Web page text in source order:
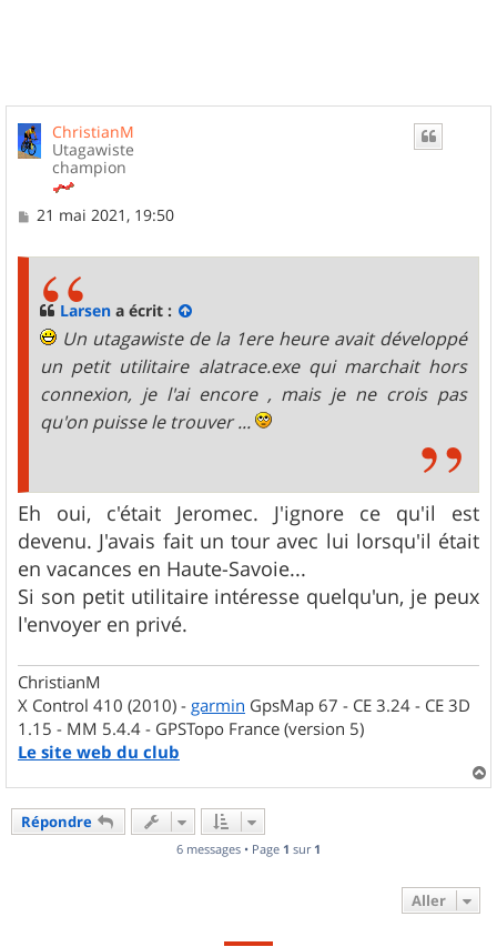
ChristianM
Utagawiste
champion
M
21 mai 2021, 19:50
Larsen a écrit :
Un utagawiste de la 1ere heure avait développé
un petit utilitaire alatrace.exe qui marchait hors
connexion, je l'ai encore , mais je ne crois pas
qu'on puisse le trouver ...
Eh oui, c'était Jeromec. J'ignore ce qu'il est
devenu. J'avais fait un tour avec lui lorsqu'il était
en vacances en Haute-Savoie...
Si son petit utilitaire intéresse quelqu'un, je peux
l'envoyer en privé.
ChristianM
X Control 410 (2010) - garmin GpsMap 67 - CE 3.24 - CE 3D
1.15 - MM 5.4.4 - GPSTopo France (version 5)
Le site web du club
a
Répondre
6 messages • Page 1 sur 1
Aller